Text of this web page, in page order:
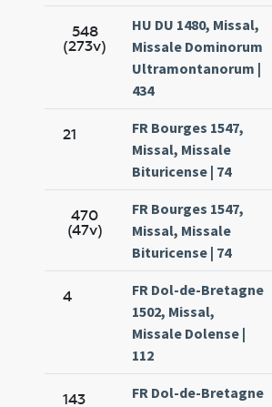
548
(273v)
HU DU 1480, Missal,
Missale Dominorum
Ultramontanorum |
434
21
FR Bourges 1547,
Missal, Missale
Bituricense | 74
470
(47v)
FR Bourges 1547,
Missal, Missale
Bituricense | 74
4
FR Dol-de-Bretagne
1502, Missal,
Missale Dolense |
112
143
FR Dol-de-Bretagne